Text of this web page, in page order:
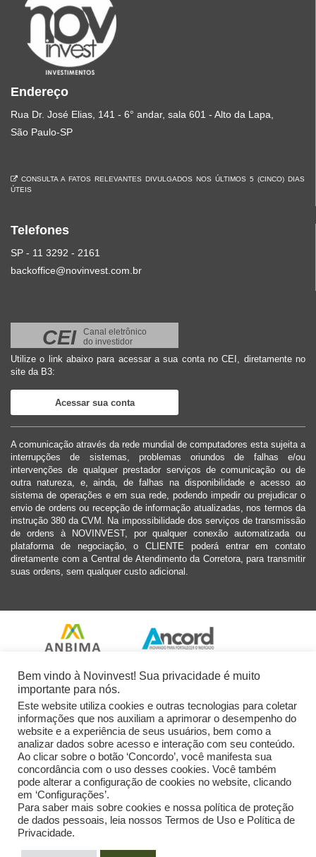
Endereço
Rua Dr. José Elias, 141 - 6° andar, sala 601 - Alto da Lapa,
São Paulo-SP
CONSULTA A FATOS RELEVANTES DIVULGADOS NOS ÚLTIMOS 5 (CINCO) DIAS
ÚTEIS
Telefones
SP - 11 3292 - 2161
backoffice@novinvest.com.br
CEI
Canal eletrônico
do investidor
Utilize o link abaixo para acessar a sua conta no CEI, diretamente no
site da B3:
Acessar sua conta
A comunicação através da rede mundial de computadores esta sujeita a
interrupções de sistemas, problemas oriundos de falhas e/ou
intervenções de qualquer prestador serviços de comunicação ou de
outra natureza, e, ainda, de falhas na disponibilidade e acesso ao
sistema de operações e em sua rede, podendo impedir ou prejudicar o
envio de ordens ou recepção de informação atualizadas, nos termos da
instrução 380 da CVM. Na impossibilidade dos serviços de transmissão
de ordens à NOVINVEST, por qualquer conexão automatizada ou
plataforma de negociação, o CLIENTE poderá entrar em contato
diretamente com a Central de Atendimento da Corretora, para transmitir
suas ordens, sem qualquer custo adicional.
Bem vindo à Novinvest! Sua privacidade é muito
importante para nós.
Este website utiliza cookies e outras tecnologias para coletar
informações que nos auxiliam a aprimorar o desempenho do
website e a experiência de seus usuários, bem como a
analizar dados sobre acesso e interação com seu conteúdo.
Ao clicar sobre o botão ‘Concordo’, você manifesta sua
concordância com o uso desses cookies. Você também
pode alterar a configuração de cookies no website, clicando
em ‘Configurações’.
Para saber mais sobre cookies e nossa política de proteção
de dados pessoais, leia nossos Termos de Uso e Política de
Privacidade.